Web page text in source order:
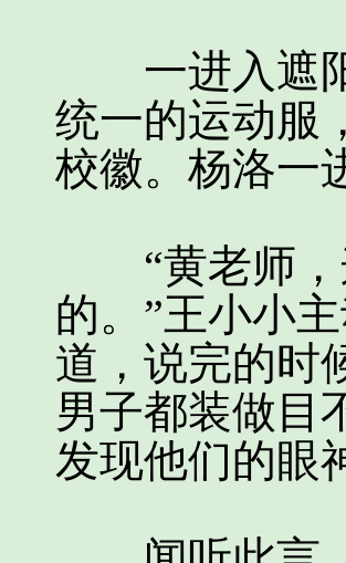
一进入遮阳
统一的运动服
校徽。杨洛一
“黄老师，
的。”王小小
道，说完的时
男子都装做目
发现他们的眼